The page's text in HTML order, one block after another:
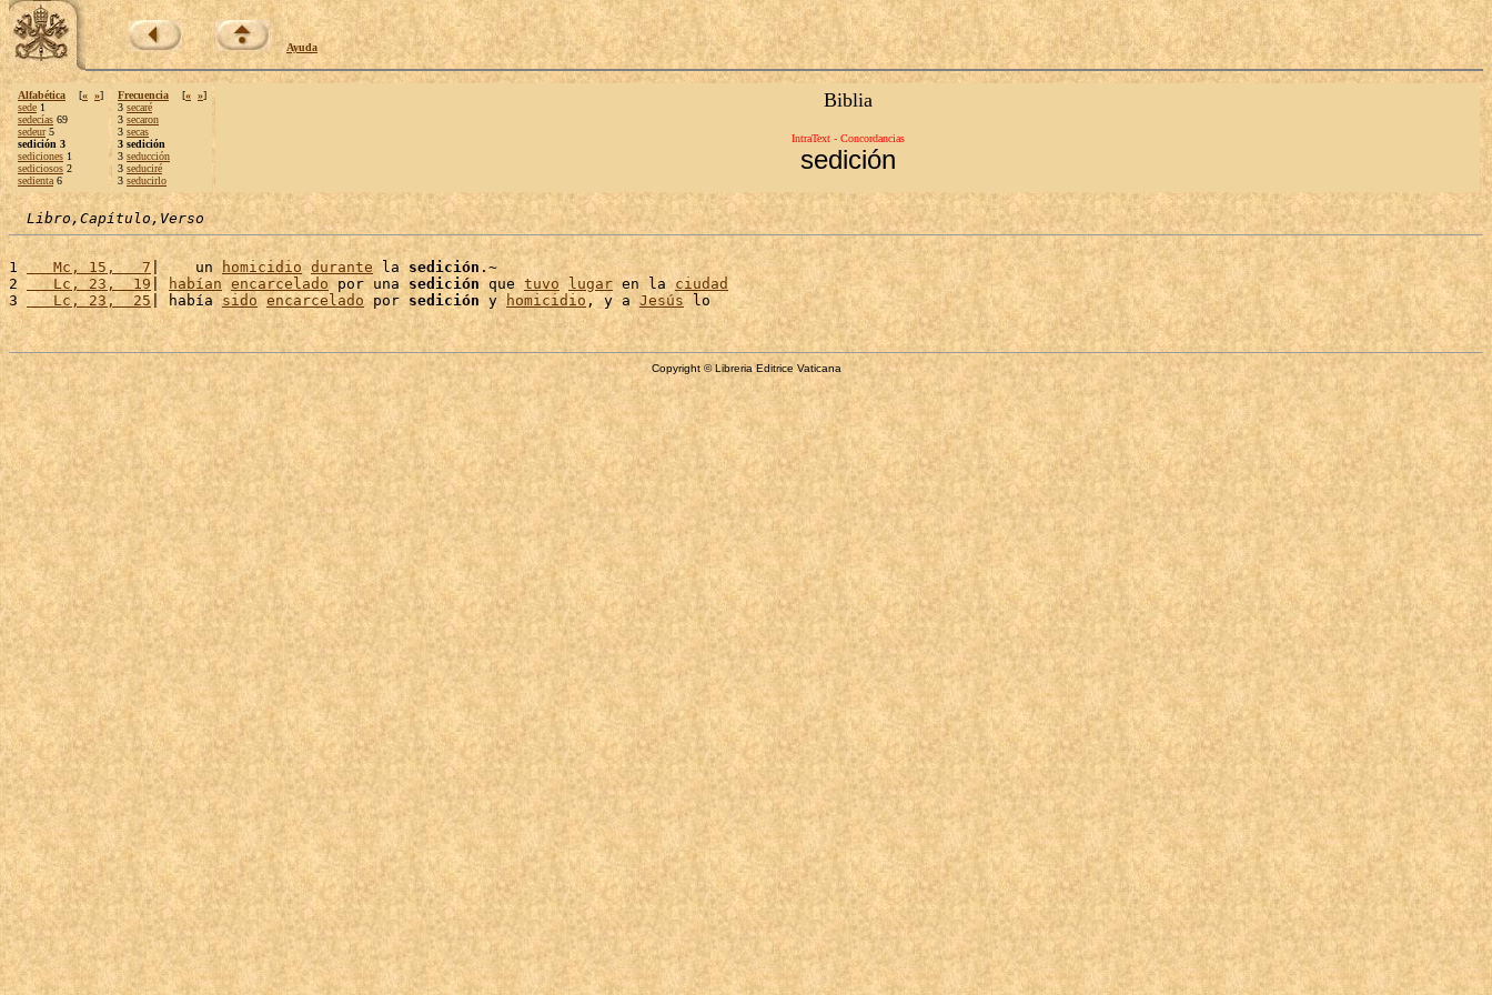
Ayuda
Alfabética [« »]
sede 1
sedecías 69
sedeur5
sedición 3
sediciones 1
sediciosos 2
sedienta 6
Frecuencia [« »]
3 secaré
3 secaron
3 secas
3 sedición
3 seducción
3 seduciré
3 seducirlo
Biblia
IntraText - Concordancias
sedición
Libro,Capítulo,Verso
1
   Mc, 15,   7
|    un homicidio durante la sedición .~
2
   Lc, 23,  19
| habían encarcelado por una sedición que tuvo lugar en la ciudad
3
   Lc, 23,  25
| había sido encarcelado por sedición y homicidio , y a Jesús
Copyright © Libreria Editrice Vaticana